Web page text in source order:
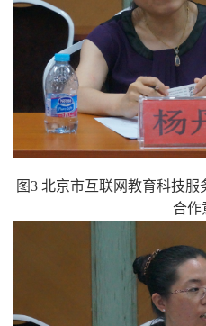
图3 北京市互联网教育科技服
合作